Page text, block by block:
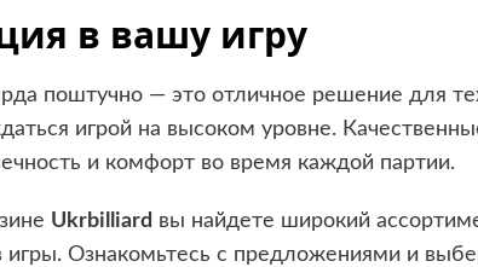
в вашу игру
поштучно — это отличное решение для
игрой на высоком уровне.
и комфорт во время каждой партии.
Ukrbilliard вы найдете широкий
игры. Ознакомьтесь с предложениями и